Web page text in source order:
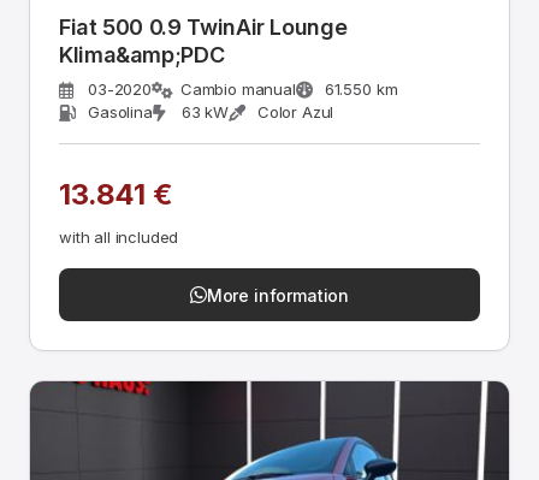
Fiat 500 0.9 TwinAir Lounge
Klima&amp;PDC
03-2020 Cambio manual
61.550 km
Gasolina
63 kW Color Azul
13.841 €
with all included
More information